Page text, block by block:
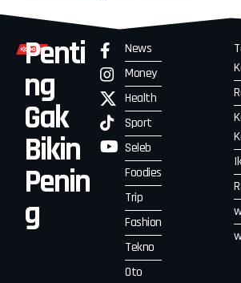
Penti
ng
Gak
Bikin
Penin
g
News
Money
Health
Sport
Seleb
Foodies
Trip
Fashion
Tekno
Oto